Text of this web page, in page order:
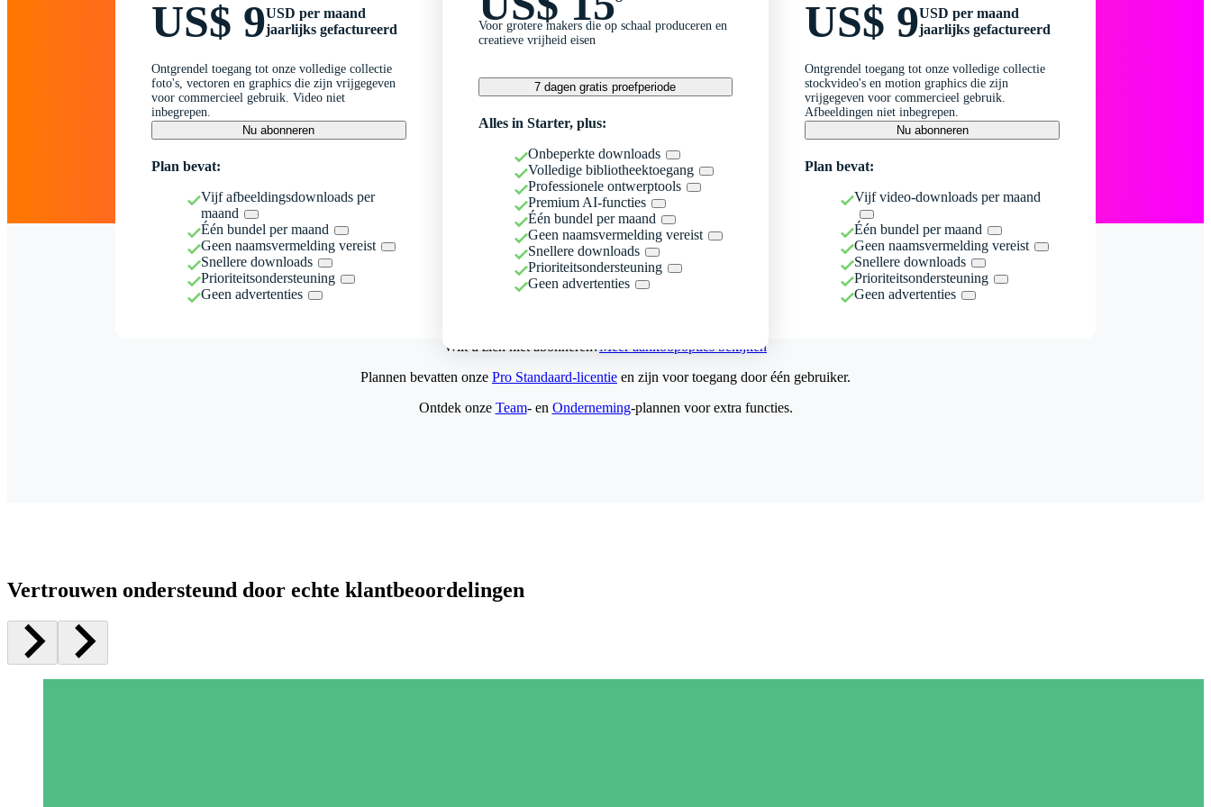
US$ 9USD per maand
jaarlijks gefactureerd
Ontgrendel toegang tot onze volledige collectie
foto's, vectoren en graphics die zijn vrijgegeven
voor commercieel gebruik. Video niet
inbegrepen.
Nu abonneren
Plan bevat:
Vijf afbeeldingsdownloads per
maand
Één bundel per maand
Geen naamsvermelding vereist
Snellere downloads
Prioriteitsondersteuning
Geen advertenties
Voor grotere makers die op schaal produceren en
creatieve vrijheid eisen
7 dagen gratis proefperiode
Alles in Starter, plus:
Onbeperkte downloads
Volledige bibliotheektoegang
Professionele ontwerptools
Premium AI-functies
Één bundel per maand
Geen naamsvermelding vereist
Snellere downloads
Prioriteitsondersteuning
Geen advertenties
US$ 9USD per maand
jaarlijks gefactureerd
Ontgrendel toegang tot onze volledige collectie
stockvideo's en motion graphics die zijn
vrijgegeven voor commercieel gebruik.
Afbeeldingen niet inbegrepen.
Nu abonneren
Plan bevat:
Vijf video-downloads per maand
Één bundel per maand
Geen naamsvermelding vereist
Snellere downloads
Prioriteitsondersteuning
Geen advertenties
Wilt u zich niet abonneren?Meer aankoopopties bekijken
Plannen bevatten onze Pro Standaard-licentie en zijn voor toegang door één gebruiker.
Ontdek onze Team- en Onderneming-plannen voor extra functies.
Vertrouwen ondersteund door echte klantbeoordelingen